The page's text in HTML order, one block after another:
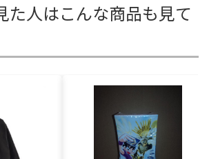
た人はこんな商品も見て